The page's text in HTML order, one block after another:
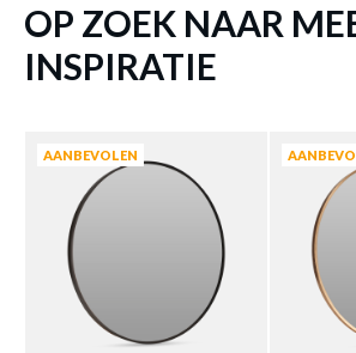
BREEDTE 60 cm
OP ZOEK NAAR
INSPIRATIE
AANBEVOLEN
Spiegel RATNA S Ø60 Metaal
toegevoegd aan je winkelmandje
SPIEGEL RATNA S Ø60